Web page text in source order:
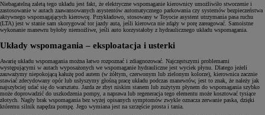
Niebagatelną zaletą tego układu jest fakt, że elektryczne wspomaganie kierownicy umożliwiło stworzenie i
zastosowanie w autach zaawansowanych asystentów automatycznego parkowania czy systemów bezpieczeństwa
aktywnego wspomagających kierowcę. Przykładowo, stosowany w Toyocie asystent utrzymania pasa ruchu
(LTA) jest w stanie sam skorygować tor jazdy auta, jeśli kierowca nie zdąży w porę zareagować. Samoistne
wykonanie manewru byłoby niemożliwe, jeśli auto korzystałoby z hydraulicznego układu wspomagania.
Układy wspomagania – eksploatacja i usterki
Awarię układu wspomagania można łatwo rozpoznać i zdiagnozować. Najczęstszymi problemami
występującymi w autach wyposażonych we wspomaganie hydrauliczne jest wyciek płynu. Dlatego jeżeli
zauważymy niepokojącą kałużę pod autem (w żółtym, czerwonym lub zielonym kolorze), kierownica zacznie
stawiać zdecydowany opór lub usłyszymy głośną pracę układu podczas manewrów, jest to znak, że należy jak
najszybciej udać się do warsztatu. Jazda ze zbyt niskim stanem lub zużytym płynem do wspomagania szybko
może doprowadzić do uszkodzenia pompy, a naprawa lub regeneracja tego elementu może kosztować tysiące
złotych. Nagły brak wspomagania bez wyżej opisanych symptomów zwykle oznacza zerwanie paska, dzięki
któremu silnik napędza pompę. Jego wymiana jest na szczęście prosta i tania.